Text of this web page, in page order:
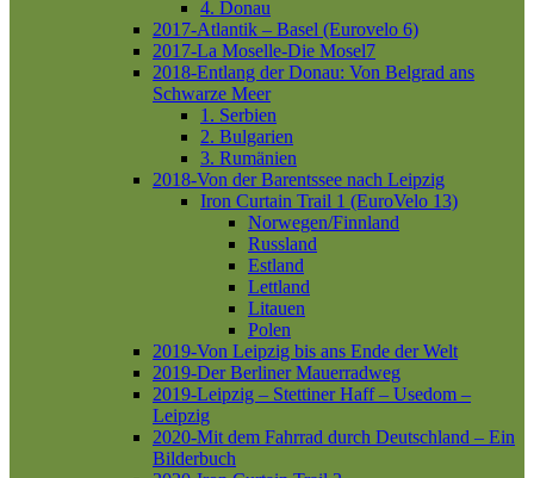
4. Donau
2017-Atlantik – Basel (Eurovelo 6)
2017-La Moselle-Die Mosel7
2018-Entlang der Donau: Von Belgrad ans
Schwarze Meer
1. Serbien
2. Bulgarien
3. Rumänien
2018-Von der Barentssee nach Leipzig
Iron Curtain Trail 1 (EuroVelo 13)
Norwegen/Finnland
Russland
Estland
Lettland
Litauen
Polen
2019-Von Leipzig bis ans Ende der Welt
2019-Der Berliner Mauerradweg
2019-Leipzig – Stettiner Haff – Usedom –
Leipzig
2020-Mit dem Fahrrad durch Deutschland – Ein
Bilderbuch